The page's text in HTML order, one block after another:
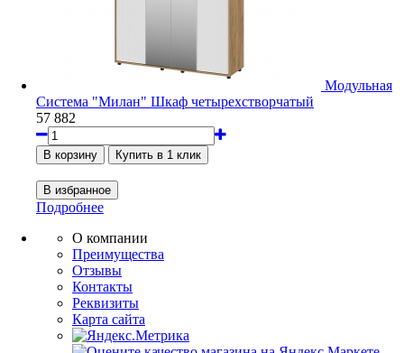
Модульная
Система "Милан" Шкаф четырехстворчатый
57 882
Подробнее
О компании
Преимущества
Отзывы
Контакты
Реквизиты
Карта сайта